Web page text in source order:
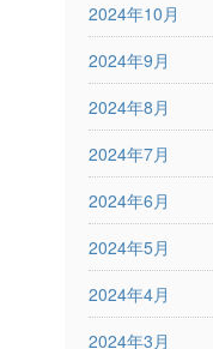
2024年10月
2024年9月
2024年8月
2024年7月
2024年6月
2024年5月
2024年4月
2024年3月